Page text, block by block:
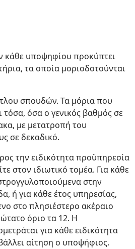
κάθε υποψηφίου προκύπτει
τα οποία μοριοδοτούνται
σπουδών. Τα μόρια που
τόσα, όσα ο γενικός βαθμός σε
με μετατροπή του
σε δεκαδικό.
την ειδικότητα προϋπηρεσία
στον ιδιωτικό τομέα. Για κάθε
στην
ή για κάθε έτος υπηρεσίας,
στο πλησιέστερο ακέραιο
όριο τα 12. Η
για κάθε ειδικότητα
αίτηση ο υποψήφιος.